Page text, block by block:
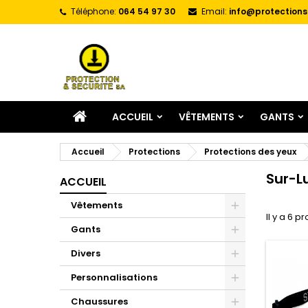
Téléphone: 064 54 97 30 Email:
ACCUEIL VÊTEMENTS GANTS
Accueil Protections Protections des yeux
ACCUEIL
Vêtements
Gants
Divers
Personnalisations
Chaussures
Sur-
Il y a 6